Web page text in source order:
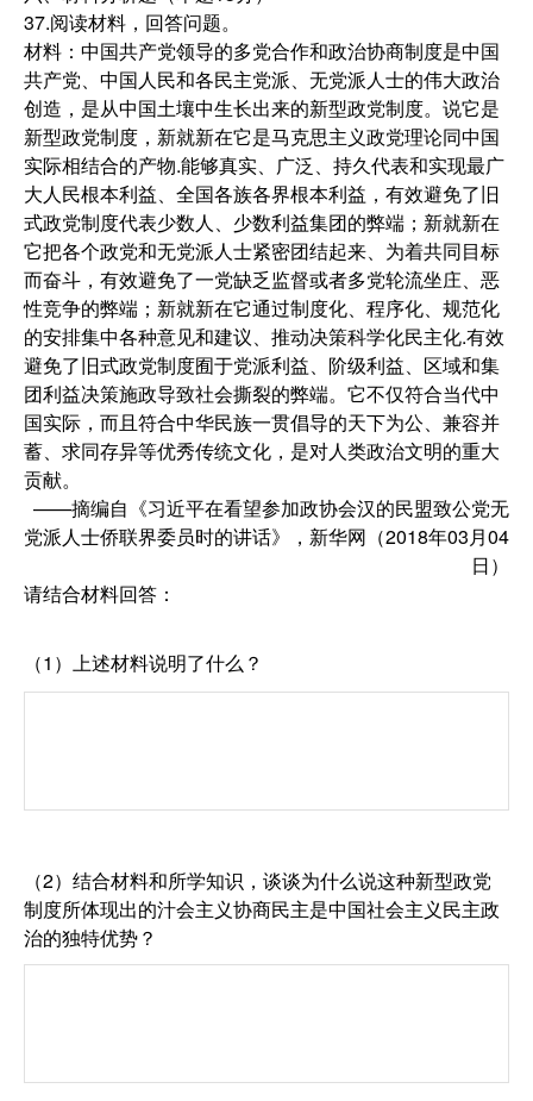
37.阅读材料，回答问题。
材料：中国共产党领导的多党合作和政治协商制度是中国
共产党、中国人民和各民主党派、无党派人士的伟大政治
创造，是从中国土壤中生长出来的新型政党制度。说它是
新型政党制度，新就新在它是马克思主义政党理论同中国
实际相结合的产物.能够真实、广泛、持久代表和实现最广
大人民根本利益、全国各族各界根本利益，有效避免了旧
式政党制度代表少数人、少数利益集团的弊端；新就新在
它把各个政党和无党派人士紧密团结起来、为着共同目标
而奋斗，有效避免了一党缺乏监督或者多党轮流坐庄、恶
性竞争的弊端；新就新在它通过制度化、程序化、规范化
的安排集中各种意见和建议、推动决策科学化民主化.有效
避免了旧式政党制度囿于党派利益、阶级利益、区域和集
团利益决策施政导致社会撕裂的弊端。它不仅符合当代中
国实际，而且符合中华民族一贯倡导的天下为公、兼容并
蓄、求同存异等优秀传统文化，是对人类政治文明的重大
贡献。
——摘编自《习近平在看望参加政协会汉的民盟致公党无
党派人士侨联界委员时的讲话》，新华网（2018年03月04
日）
请结合材料回答：
（1）上述材料说明了什么？
（2）结合材料和所学知识，谈谈为什么说这种新型政党
制度所体现出的汁会主义协商民主是中国社会主义民主政
治的独特优势？